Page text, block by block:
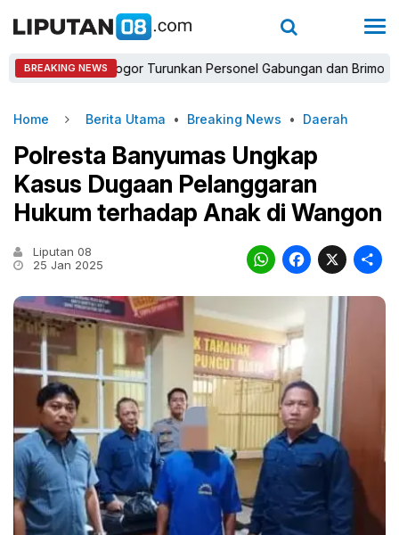
BREAKING NEWS
Bogor Turunkan Personel Gabungan dan Brimob,
Home Berita Utama • Breaking News • Daerah
Polresta Banyumas Ungkap
Kasus Dugaan Pelanggaran
Hukum terhadap Anak di Wangon
Liputan 08
25 Jan 2025
X